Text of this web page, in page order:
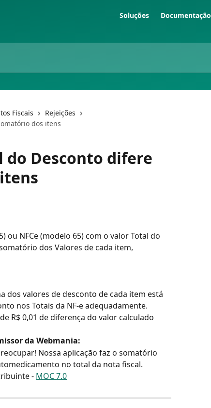
Soluções Documentação
Fiscais
Rejeições
dos itens
do Desconto difere
ou NFCe (modelo 65) com o valor Total do
dos Valores de cada item,
dos valores de desconto de cada item está
nos Totais da NF-e adequadamente.
R$ 0,01 de diferença do valor calculado
da Webmania:
Nossa aplicação faz o somatório
no total da nota fiscal.
- MOC 7.0